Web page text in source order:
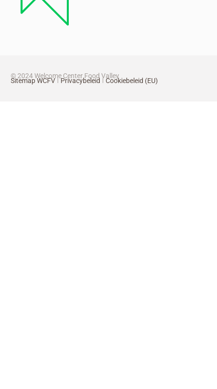
© 2024 Welcome Center Food Valley
Sitemap WCFV Privacybeleid Cookiebeleid (EU)